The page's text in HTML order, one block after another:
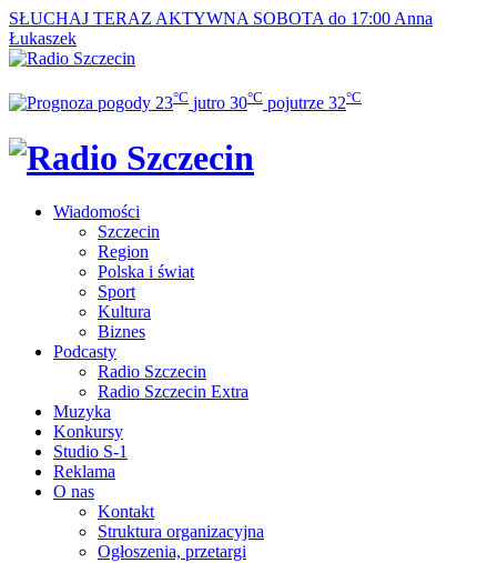
SŁUCHAJ TERAZ AKTYWNA SOBOTA do 17:00 Anna
Łukaszek
23°C jutro 30°C pojutrze 32°C
Wiadomości
Szczecin
Region
Polska i świat
Sport
Kultura
Biznes
Podcasty
Radio Szczecin
Radio Szczecin Extra
Muzyka
Konkursy
Studio S-1
Reklama
O nas
Kontakt
Struktura organizacyjna
Ogłoszenia, przetargi